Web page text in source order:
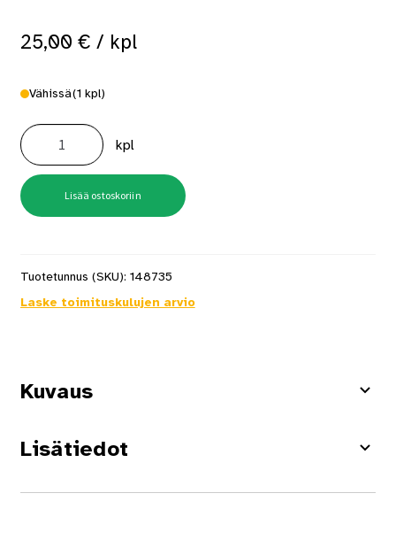
25,00 € / kpl
Vähissä(1 kpl)
Reikäsaha
73mm
Pikakiinnitys
määrä
kpl
Lisää ostoskoriin
Tuotetunnus (SKU): 148735
Laske toimituskulujen arvio
Kuvaus
Lisätiedot